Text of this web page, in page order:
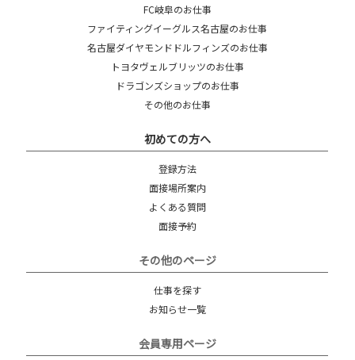
FC岐阜のお仕事
ファイティングイーグルス名古屋のお仕事
名古屋ダイヤモンドドルフィンズのお仕事
トヨタヴェルブリッツのお仕事
ドラゴンズショップのお仕事
その他のお仕事
初めての方へ
登録方法
面接場所案内
よくある質問
面接予約
その他のページ
仕事を探す
お知らせ一覧
会員専用ページ